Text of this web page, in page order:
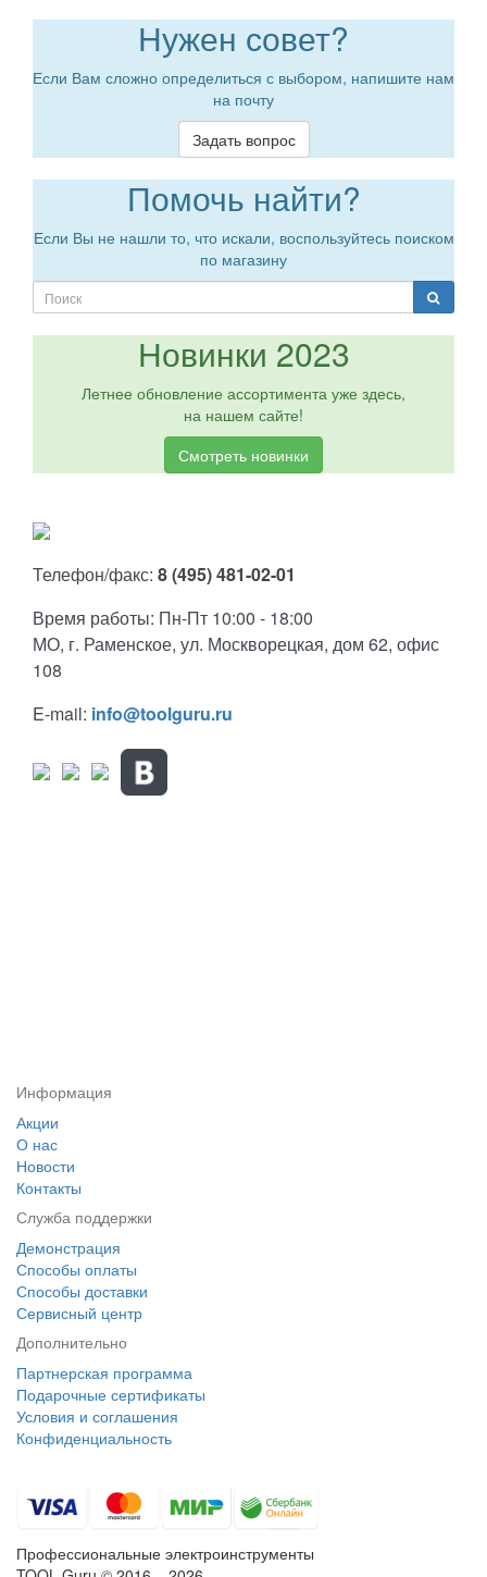
Нужен совет?
Если Вам сложно определиться с выбором, напишите нам
на почту
Задать вопрос
Помочь найти?
Если Вы не нашли то, что искали, воспользуйтесь поиском
по магазину
Новинки 2023
Летнее обновление ассортимента уже здесь,
на нашем сайте!
Смотреть новинки
Телефон/факс: 8 (495) 481-02-01
Время работы: Пн-Пт 10:00 - 18:00
МО, г. Раменское, ул. Москворецкая, дом 62, офис
108
E-mail: info@toolguru.ru
Информация
Акции
О нас
Новости
Контакты
Служба поддержки
Демонстрация
Способы оплаты
Способы доставки
Сервисный центр
Дополнительно
Партнерская программа
Подарочные сертификаты
Условия и соглашения
Конфиденциальность
Профессиональные электроинструменты